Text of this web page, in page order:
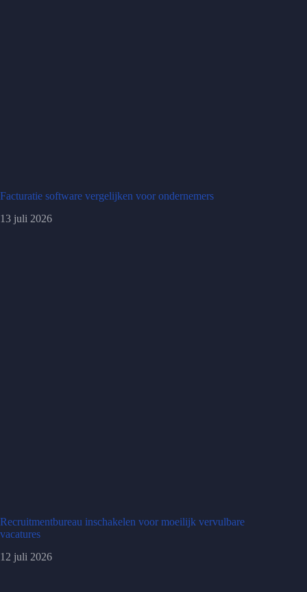
Facturatie software vergelijken voor ondernemers
13 juli 2026
Recruitmentbureau inschakelen voor moeilijk vervulbare
vacatures
12 juli 2026